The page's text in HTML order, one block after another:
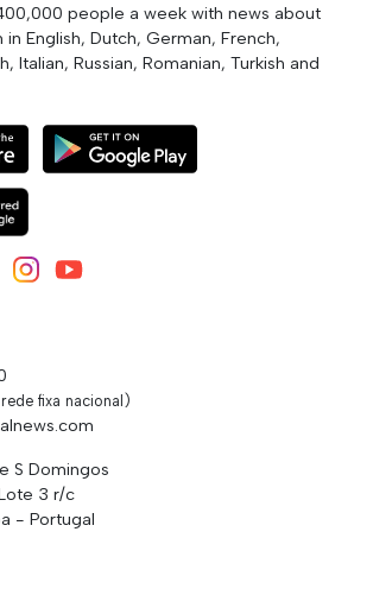
people a week with news about
English, Dutch, German, French,
Italian, Russian, Romanian, Turkish and
fixa nacional)
S Domingos
3 r/c
- Portugal